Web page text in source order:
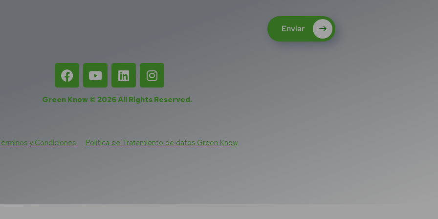
Enviar
Green Know © 2026All Rights Reserved.
y Condiciones Política de Tratamiento de datos Green Know